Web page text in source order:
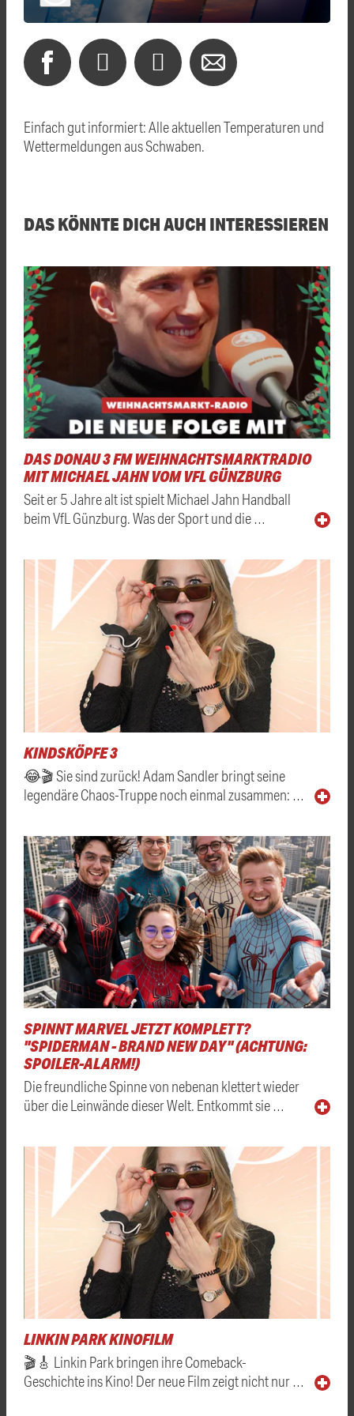
Einfach gut informiert: Alle aktuellen Temperaturen und
Wettermeldungen aus Schwaben.
DAS KÖNNTE DICH AUCH INTERESSIEREN
DAS DONAU 3 FM WEIHNACHTSMARKTRADIO
MIT MICHAEL JAHN VOM VFL GÜNZBURG
Seit er 5 Jahre alt ist spielt Michael Jahn Handball
beim VfL Günzburg. Was der Sport und die …
KINDSKÖPFE 3
😂🎬 Sie sind zurück! Adam Sandler bringt seine
legendäre Chaos-Truppe noch einmal zusammen: …
SPINNT MARVEL JETZT KOMPLETT?
"SPIDERMAN - BRAND NEW DAY" (ACHTUNG:
SPOILER-ALARM!)
Die freundliche Spinne von nebenan klettert wieder
über die Leinwände dieser Welt. Entkommt sie …
LINKIN PARK KINOFILM
🎬🎸 Linkin Park bringen ihre Comeback-
Geschichte ins Kino! Der neue Film zeigt nicht nur …